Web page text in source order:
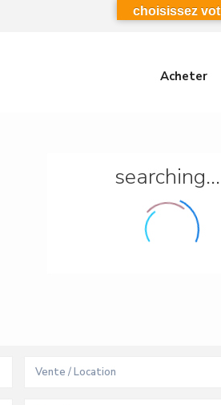
Acheter
searching...
Vente / Location
choisissez